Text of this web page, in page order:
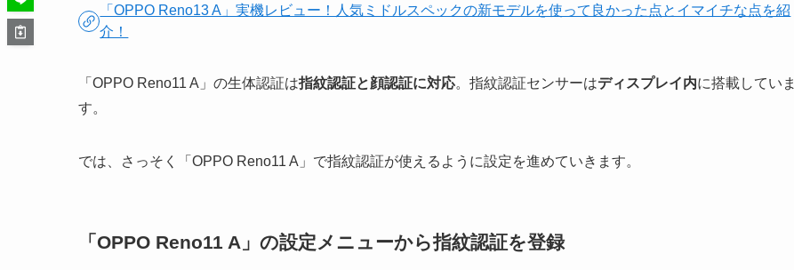
「OPPO Reno13 A」実機レビュー！人気ミドルスペックの新モデルを使って良かった点とイマイチな点を紹
介！
「OPPO Reno11 A」の生体認証は指紋認証と顔認証に対応。指紋認証センサーはディスプレイ内に搭載していま
す。
では、さっそく「OPPO Reno11 A」で指紋認証が使えるように設定を進めていきます。
「OPPO Reno11 A」の設定メニューから指紋認証を登録